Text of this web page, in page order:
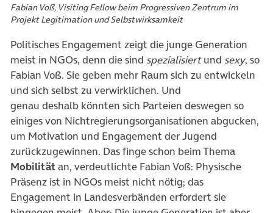
Fabian Voß, Visiting Fellow beim Progressiven Zentrum im
Projekt Legitimation und Selbstwirksamkeit
Politisches Engagement zeigt die junge Generation
meist in NGOs, denn die sind spezialisiertund sexy, so
Fabian Voß. Sie geben mehr Raum sich zu entwickeln
und sich selbst zu verwirklichen. Und
genau deshalb könnten sich Parteien deswegen so
einiges von Nichtregierungsorganisationen abgucken,
um Motivation und Engagement der Jugend
zurückzugewinnen. Das finge schon beim Thema
Mobilitätan, verdeutlichte Fabian Voß: Physische
Präsenz ist in NGOs meist nicht nötig; das
Engagement in Landesverbänden erfordert sie